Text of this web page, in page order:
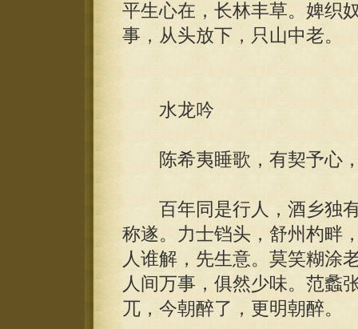
平生心在，长林丰草。婢织
事，从头放下，只山中老。
水龙吟
陈希夷睡歌，有契予心
百年同是行人，酒乡独有
称遂。力士铛头，舒州杓畔
人谁解，先生意。莫笑糊涂
人间万事，俱然少味。范蠡
兀，今朝醉了，更明朝醉。